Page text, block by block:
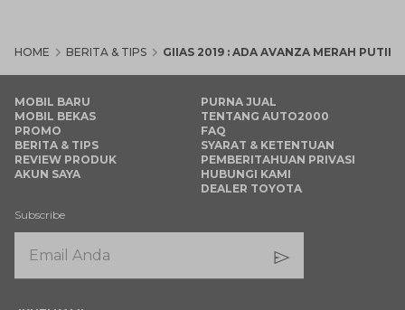
HOME BERITA & TIPS GIIAS 2019 : ADA AVANZA MERAH
MOBIL BARU
MOBIL BEKAS
PROMO
BERITA & TIPS
REVIEW PRODUK
AKUN SAYA
PURNA JUAL
TENTANG AUTO2000
FAQ
SYARAT & KETENTUAN
PEMBERITAHUAN PRIVASI
HUBUNGI KAMI
DEALER TOYOTA
Subscribe